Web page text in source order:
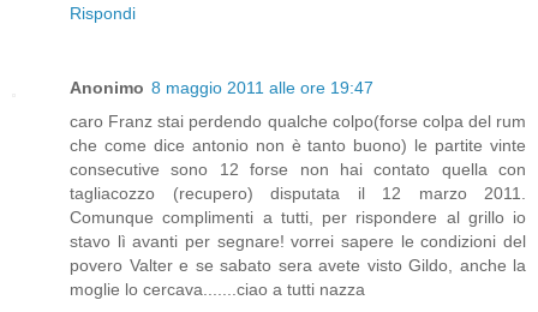
Rispondi
Anonimo 8 maggio 2011 alle ore 19:47
caro Franz stai perdendo qualche colpo(forse colpa del rum
che come dice antonio non è tanto buono) le partite vinte
consecutive sono 12 forse non hai contato quella con
tagliacozzo (recupero) disputata il 12 marzo 2011.
Comunque complimenti a tutti, per rispondere al grillo io
stavo lì avanti per segnare! vorrei sapere le condizioni del
povero Valter e se sabato sera avete visto Gildo, anche la
moglie lo cercava.......ciao a tutti nazza